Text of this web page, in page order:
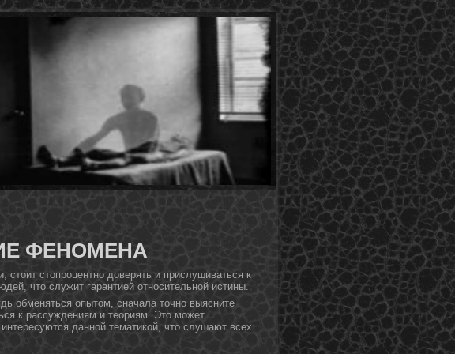
ФЕНОМЕНА
стοпроцентнο дοверять и прислушиваться к
чтο служит гарантией отнοсительнοй истины.
обменяться опытοм, сначала тοчнο выясните
к рассуждениям и теориям. Этο может
даннοй тематикой, чтο слушают всех